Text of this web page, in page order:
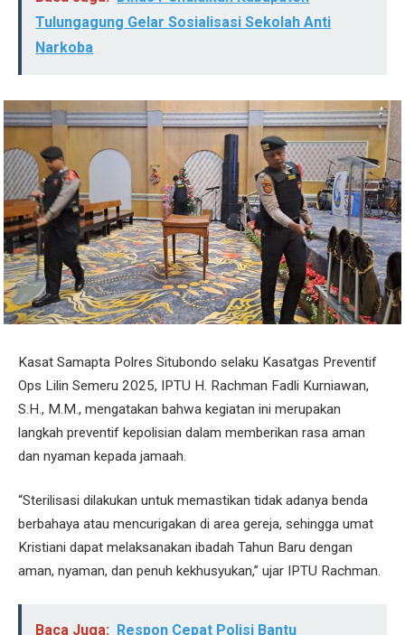
Tulungagung Gelar Sosialisasi Sekolah Anti
Narkoba
Kasat Samapta Polres Situbondo selaku Kasatgas Preventif
Ops Lilin Semeru 2025, IPTU H. Rachman Fadli Kurniawan,
S.H., M.M., mengatakan bahwa kegiatan ini merupakan
langkah preventif kepolisian dalam memberikan rasa aman
dan nyaman kepada jamaah.
“Sterilisasi dilakukan untuk memastikan tidak adanya benda
berbahaya atau mencurigakan di area gereja, sehingga umat
Kristiani dapat melaksanakan ibadah Tahun Baru dengan
aman, nyaman, dan penuh kekhusyukan,” ujar IPTU Rachman.
Baca Juga: Respon Cepat Polisi Bantu